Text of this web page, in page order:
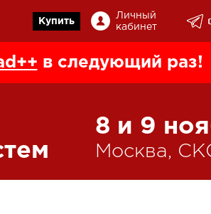
Купить
Личный
кабинет
в следующий раз!
8 и 9
Москва,